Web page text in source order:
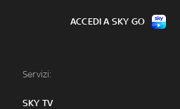
Servizi:
SKY TV
ACCEDI A SKY GO